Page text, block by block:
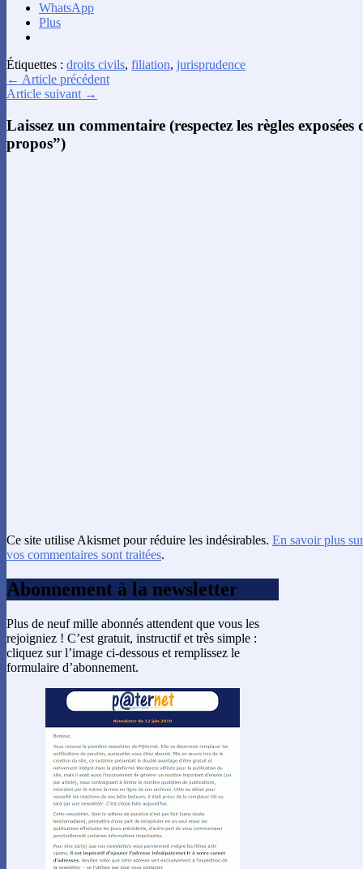
WhatsApp
Plus
Étiquettes : droits civils, filiation, jurisprudence
← Article précédent
Article suivant →
Laissez un commentaire (respectez les règles
propos”)
Ce site utilise Akismet pour réduire les indésirables. En savoir plus
vos commentaires sont traitées.
Abonnement à la newsletter
Plus de neuf mille abonnés attendent que vous les
rejoigniez ! C’est gratuit, instructif et très simple :
cliquez sur l’image ci-dessous et remplissez le
formulaire d’abonnement.